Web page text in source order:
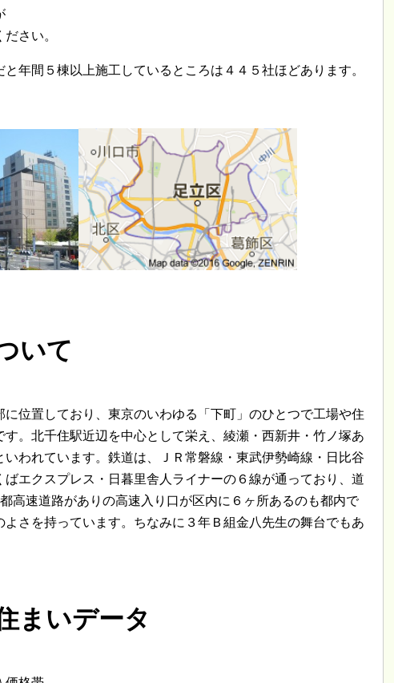
さい。
年間５棟以上施工しているところは４４５社ほどあります。
いて
に位置しており、東京のいわゆる「下町」のひとつで工場や住
す。北千住駅近辺を中心として栄え、綾瀬・西新井・竹ノ塚あ
いわれています。鉄道は、ＪＲ常磐線・東武伊勢崎線・日比谷
ばエクスプレス・日暮里舎人ライナーの６線が通っており、道
高速道路がありの高速入り口が区内に６ヶ所あるのも都内で
よさを持っています。ちなみに３年Ｂ組金八先生の舞台でもあ
まいデータ